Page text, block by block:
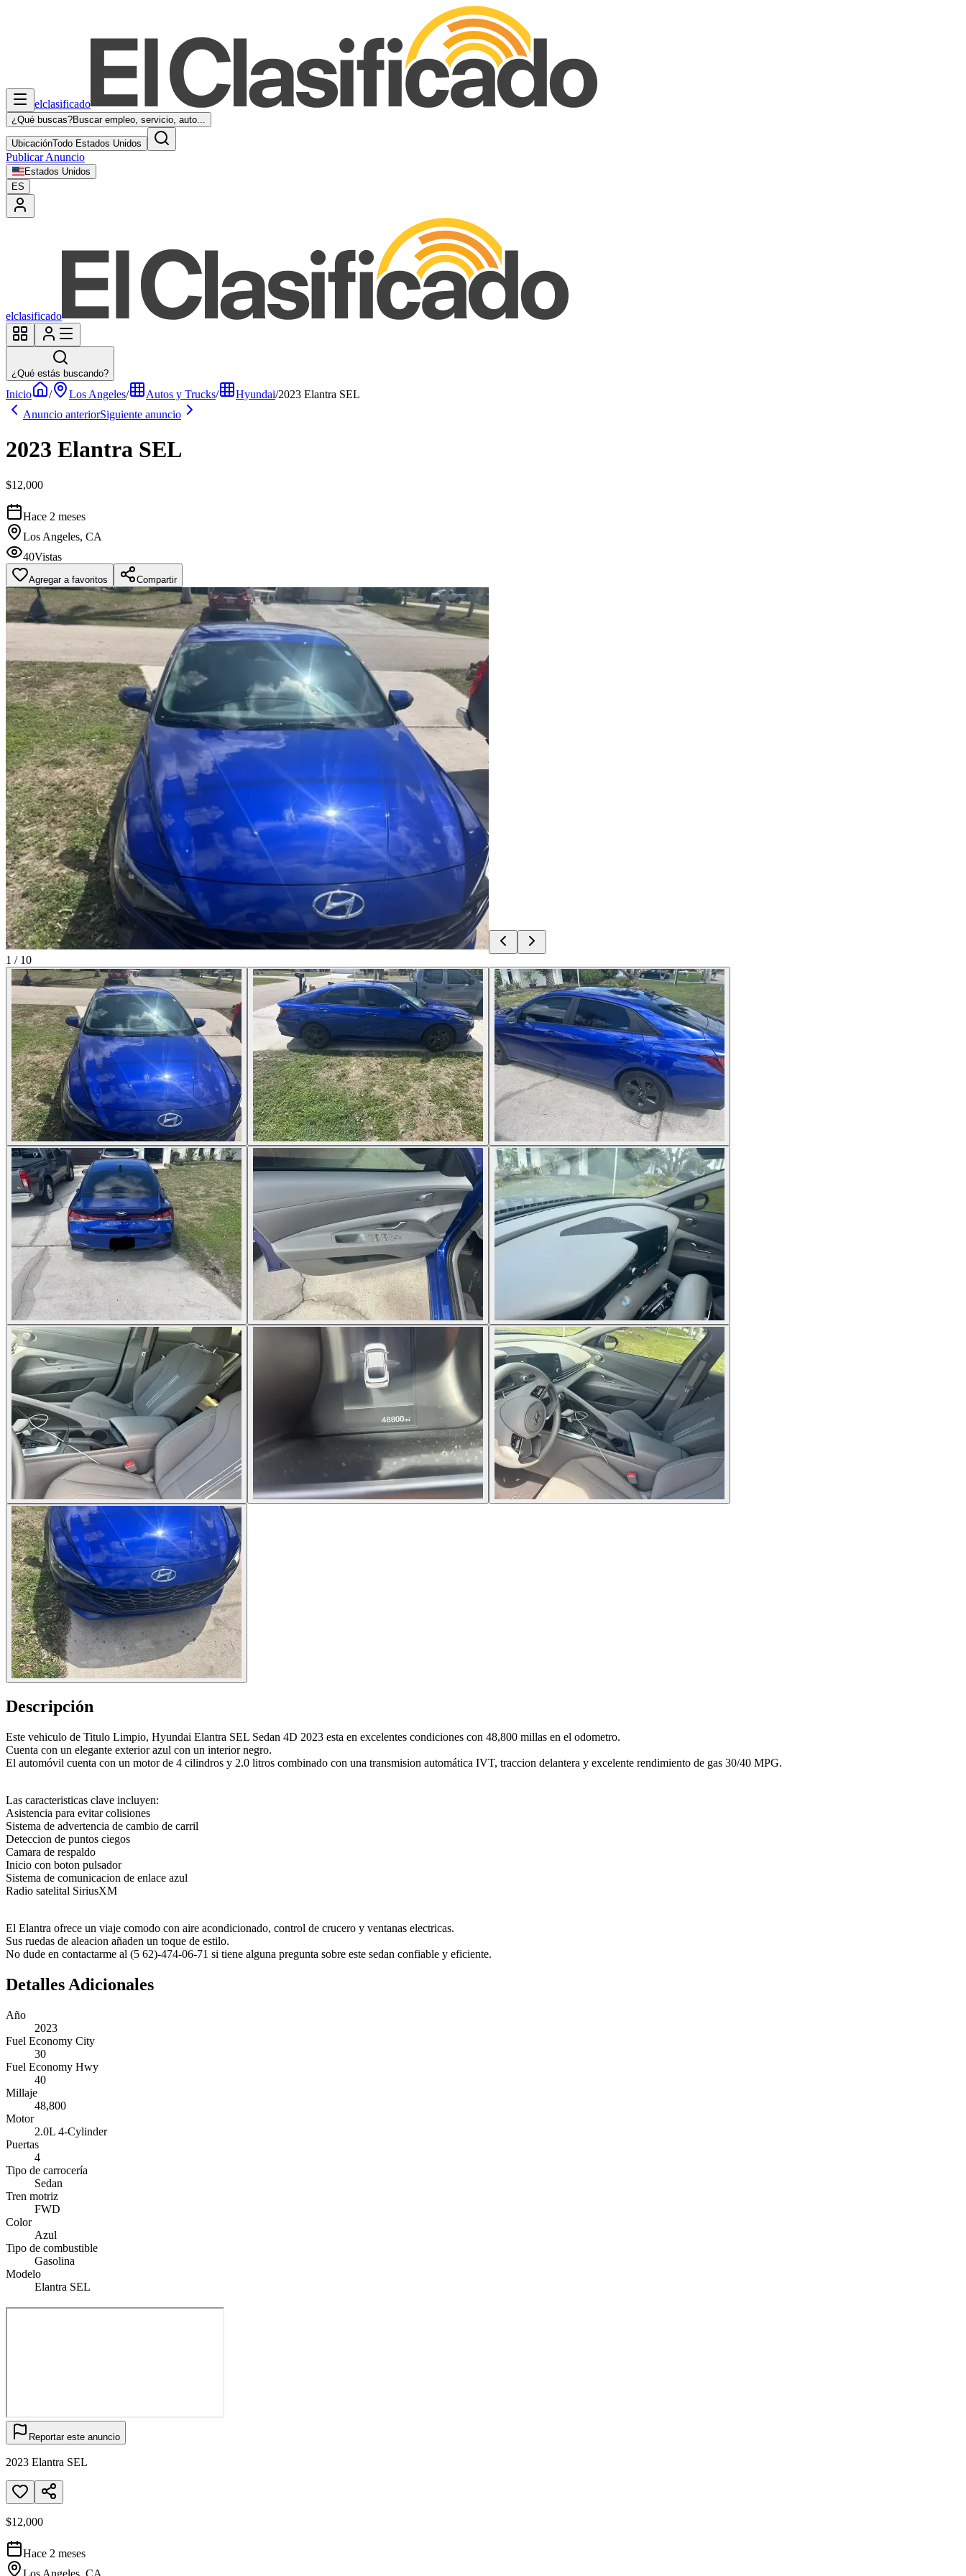
elclasificado
¿Qué buscas?Buscar empleo, servicio, auto...
UbicaciónTodo Estados Unidos
Publicar Anuncio
Estados Unidos
ES
elclasificado
¿Qué estás buscando?
Inicio / Los Angeles/ Autos y Trucks/ Hyundai/2023 Elantra SEL
Anuncio anteriorSiguiente anuncio
2023 Elantra SEL
$12,000
Hace 2 meses
Los Angeles, CA
40Vistas
Agregar a favoritos Compartir
1 / 10
Descripción
Este vehiculo de Titulo Limpio, Hyundai Elantra SEL Sedan 4D 2023 esta en excelentes condiciones con 48,800 millas en el odometro.
Cuenta con un elegante exterior azul con un interior negro.
El automóvil cuenta con un motor de 4 cilindros y 2.0 litros combinado con una transmision automática IVT, traccion delantera y excelente rendimiento de gas 30/40 MPG.
Las caracteristicas clave incluyen:
Asistencia para evitar colisiones
Sistema de advertencia de cambio de carril
Deteccion de puntos ciegos
Camara de respaldo
Inicio con boton pulsador
Sistema de comunicacion de enlace azul
Radio satelital SiriusXM
El Elantra ofrece un viaje comodo con aire acondicionado, control de crucero y ventanas electricas.
Sus ruedas de aleacion añaden un toque de estilo.
No dude en contactarme al (5 62)-474-06-71 si tiene alguna pregunta sobre este sedan confiable y eficiente.
Detalles Adicionales
Año
2023
Fuel Economy City
30
Fuel Economy Hwy
40
Millaje
48,800
Motor
2.0L 4-Cylinder
Puertas
4
Tipo de carrocería
Sedan
Tren motriz
FWD
Color
Azul
Tipo de combustible
Gasolina
Modelo
Elantra SEL
Reportar este anuncio
2023 Elantra SEL
$12,000
Hace 2 meses